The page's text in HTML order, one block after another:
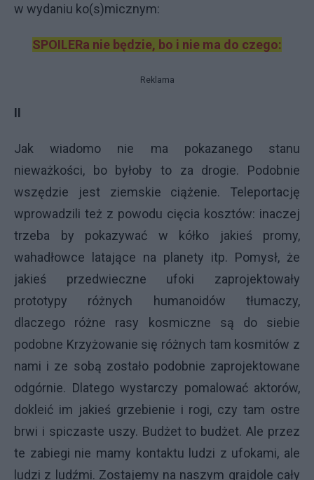
w wydaniu ko(s)micznym:
SPOILERa nie będzie, bo i nie ma do czego:
Reklama
II
Jak wiadomo nie ma pokazanego stanu
nieważkości, bo byłoby to za drogie. Podobnie
wszędzie jest ziemskie ciążenie. Teleportację
wprowadzili też z powodu cięcia kosztów: inaczej
trzeba by pokazywać w kółko jakieś promy,
wahadłowce latające na planety itp. Pomysł, że
jakieś przedwieczne ufoki zaprojektowały
prototypy różnych humanoidów tłumaczy,
dlaczego różne rasy kosmiczne są do siebie
podobne Krzyżowanie się różnych tam kosmitów z
nami i ze sobą zostało podobnie zaprojektowane
odgórnie. Dlatego wystarczy pomalować aktorów,
dokleić im jakieś grzebienie i rogi, czy tam ostre
brwi i spiczaste uszy. Budżet to budżet. Ale przez
te zabiegi nie mamy kontaktu ludzi z ufokami, ale
ludzi z ludźmi. Zostajemy na naszym grajdole cały